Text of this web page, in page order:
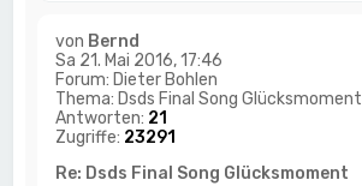
von Bernd
Sa 21. Mai 2016, 17:46
Forum: Dieter Bohlen
Thema: Dsds Final Song Glücksmoment
Antworten: 21
Zugriffe: 23291
Re: Dsds Final Song Glücksmoment